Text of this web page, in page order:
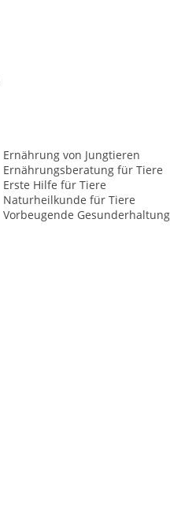
Ernährung von Jungtieren
Ernährungsberatung für Tiere
Erste Hilfe für Tiere
Naturheilkunde für Tiere
Vorbeugende